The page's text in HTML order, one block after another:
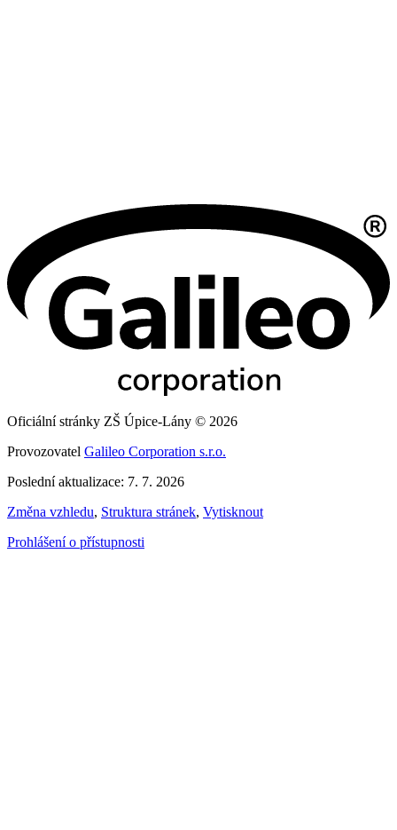
Oficiální stránky ZŠ Úpice-Lány © 2026
Provozovatel Galileo Corporation s.r.o.
Poslední aktualizace: 7. 7. 2026
Změna vzhledu, Struktura stránek, Vytisknout
Prohlášení o přístupnosti